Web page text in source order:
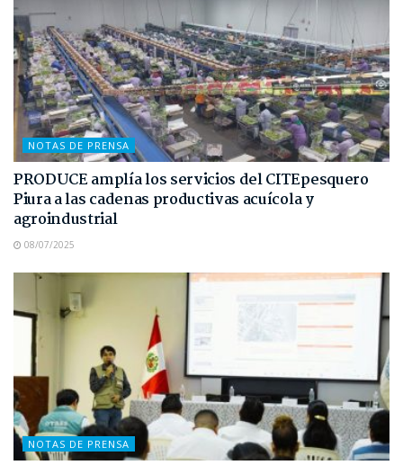
NOTAS DE PRENSA
PRODUCE amplía los servicios del CITEpesquero
Piura a las cadenas productivas acuícola y
agroindustrial
08/07/2025
NOTAS DE PRENSA